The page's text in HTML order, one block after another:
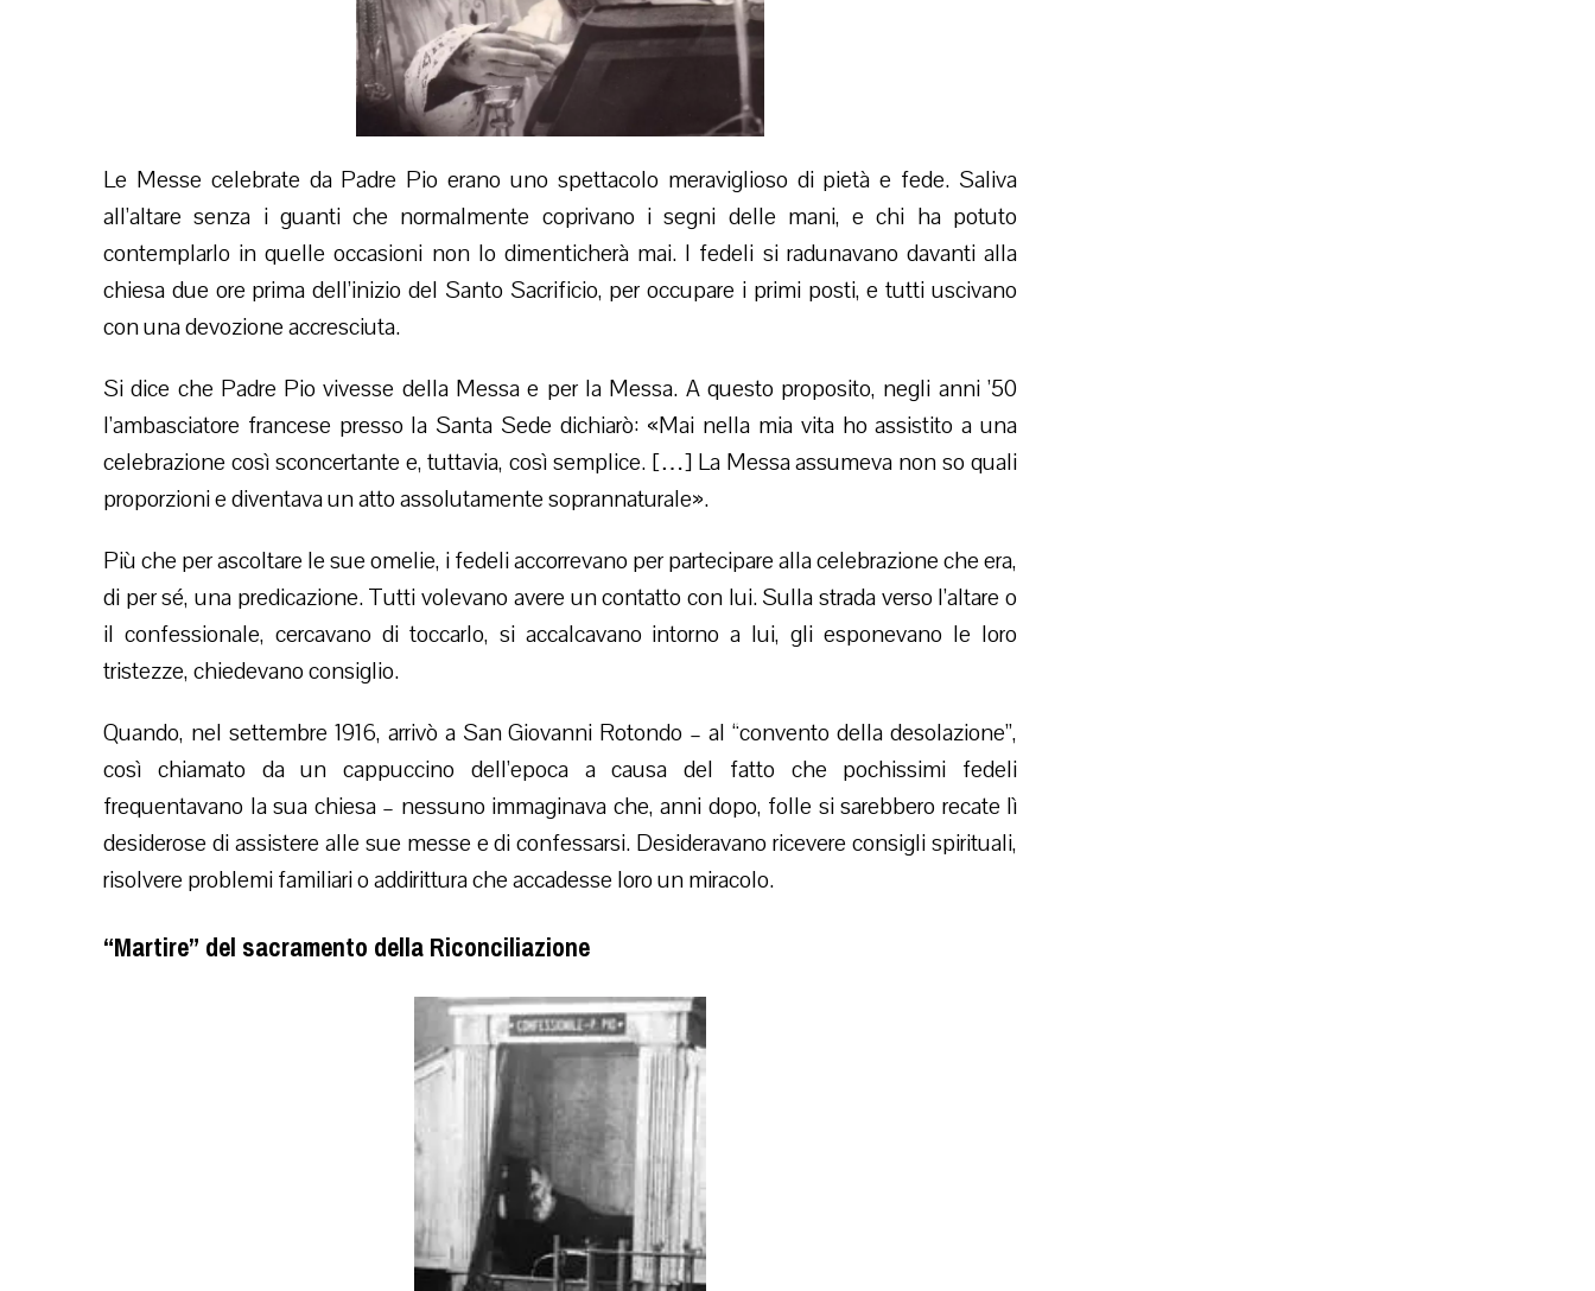
Le Messe celebrate da Padre Pio erano uno spettacolo meraviglioso di pietà e fede. Saliva
all’altare senza i guanti che normalmente coprivano i segni delle mani, e chi ha potuto
contemplarlo in quelle occasioni non lo dimenticherà mai. I fedeli si radunavano davanti alla
chiesa due ore prima dell’inizio del Santo Sacrificio, per occupare i primi posti, e tutti uscivano
con una devozione accresciuta.
Si dice che Padre Pio vivesse della Messa e per la Messa. A questo proposito, negli anni ’50
l’ambasciatore francese presso la Santa Sede dichiarò: «Mai nella mia vita ho assistito a una
celebrazione così sconcertante e, tuttavia, così semplice. […] La Messa assumeva non so quali
proporzioni e diventava un atto assolutamente soprannaturale».
Più che per ascoltare le sue omelie, i fedeli accorrevano per partecipare alla celebrazione che era,
di per sé, una predicazione. Tutti volevano avere un contatto con lui. Sulla strada verso l’altare o
il confessionale, cercavano di toccarlo, si accalcavano intorno a lui, gli esponevano le loro
tristezze, chiedevano consiglio.
Quando, nel settembre 1916, arrivò a San Giovanni Rotondo – al “convento della desolazione”,
così chiamato da un cappuccino dell’epoca a causa del fatto che pochissimi fedeli
frequentavano la sua chiesa – nessuno immaginava che, anni dopo, folle si sarebbero recate lì
desiderose di assistere alle sue messe e di confessarsi. Desideravano ricevere consigli spirituali,
risolvere problemi familiari o addirittura che accadesse loro un miracolo.
“Martire” del sacramento della Riconciliazione